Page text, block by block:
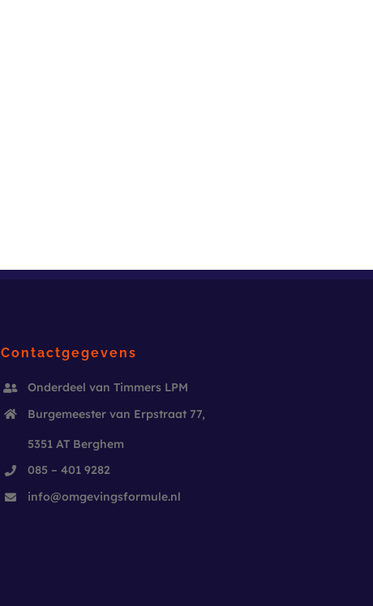
Contactgegevens
Onderdeel van Timmers LPM
Burgemeester van Erpstraat 77,
5351 AT Berghem
085 – 401 9282
info@omgevingsformule.nl